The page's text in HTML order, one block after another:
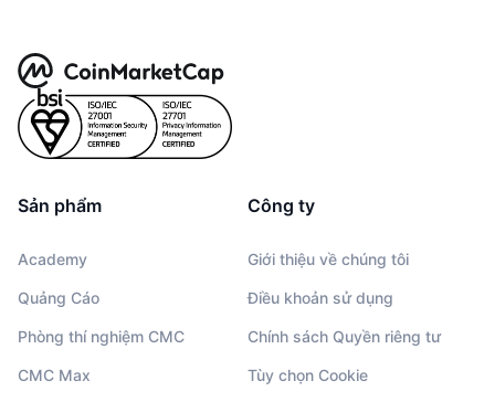
Sản phẩm
Academy
Quảng Cáo
Phòng thí nghiệm CMC
CMC Max
Công ty
Giới thiệu về chúng tôi
Điều khoản sử dụng
Chính sách Quyền riêng tư
Tùy chọn Cookie